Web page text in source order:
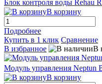
Блок контроля воды Rehau
В корзину
Подробнее
Купить в 1 клик Сравнение
В избранное
В
Модуль управления Neptun
В корзину